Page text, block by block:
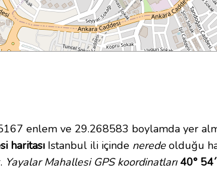
enlem ve 29.268583 boylamda yer
haritası Istanbul ili içinde neredeolduğu
Yayalar Mahallesi GPS koordinatları 40°